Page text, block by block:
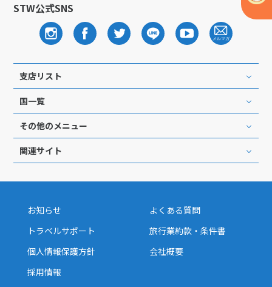
STW公式SNS
支店リスト
国一覧
その他のメニュー
関連サイト
お知らせ
よくある質問
トラベルサポート
旅行業約款・条件書
個人情報保護方針
会社概要
採用情報